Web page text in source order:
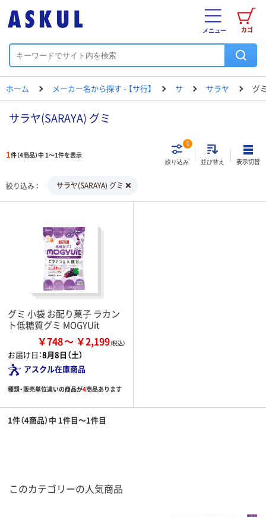
カゴ
メニュー
ホーム メーカー名から探す - 【サ行】 サ サラヤ グ
サラヤ(SARAYA) グミ
1件（4商品）中 1～1件を表示
絞り込み
1
並び替え 表示切替
絞り込み サラヤ(SARAYA) グミ
グミ 小袋 お配り菓子 ラカン
ト低糖質グミ MOGYUit
￥748 ￥2,199
お届け日：8月8日（土）
アスクル在庫商品
種類・販売単位違いの商品が4商品あります
1件（4商品）中 1件目～1件目
このカテゴリーの人気商品